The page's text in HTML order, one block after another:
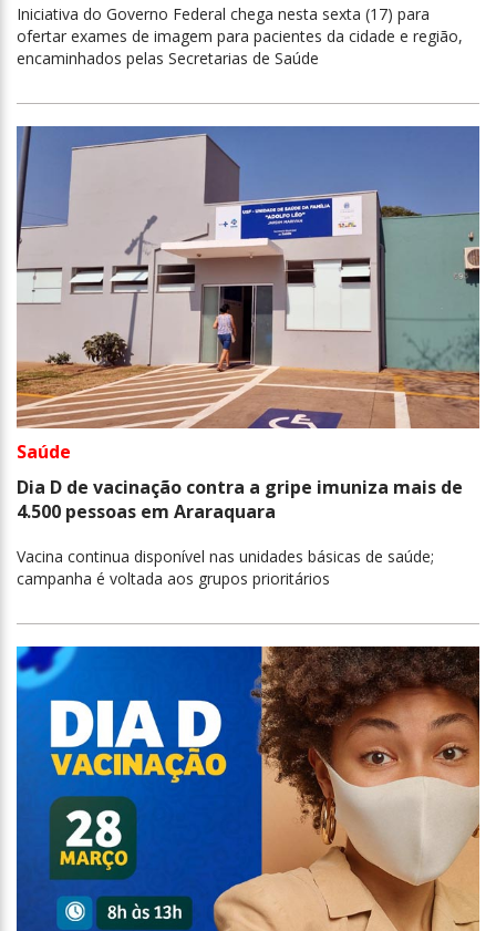
Iniciativa do Governo Federal chega nesta sexta (17) para
ofertar exames de imagem para pacientes da cidade e região,
encaminhados pelas Secretarias de Saúde
Saúde
Dia D de vacinação contra a gripe imuniza mais de
4.500 pessoas em Araraquara
Vacina continua disponível nas unidades básicas de saúde;
campanha é voltada aos grupos prioritários